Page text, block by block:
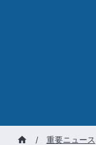
/ 重要ニュース